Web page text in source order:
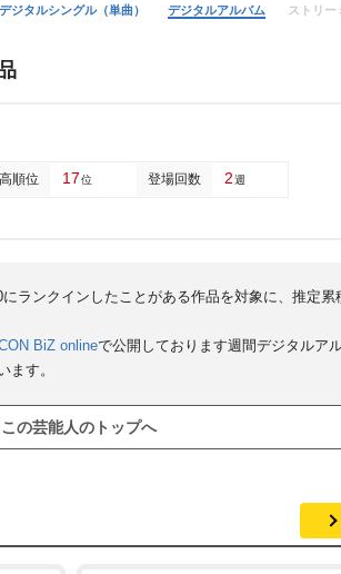
デジタルシングル（単曲） デジタルアルバム ストリー
順位 17位 登場回数 2週
ランクインしたことがある作品を対象に、推定累
BiZ onlineで公開しております週間デジタルア
ます。
この芸能人のトップへ